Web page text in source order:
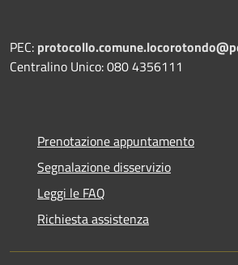
PEC:
Centralino Unico: 080 4356111
Prenotazione appuntamento
Segnalazione disservizio
Leggi le FAQ
Richiesta assistenza